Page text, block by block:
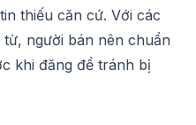
thiếu căn cứ. Với các
người bán nên chuẩn
khi đăng để tránh bị